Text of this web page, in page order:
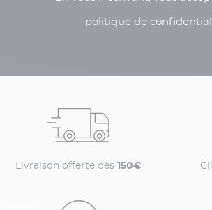
politique de
Livraison offerte dès 150€